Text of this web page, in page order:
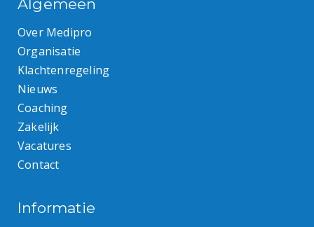
Algemeen
Over Medipro
Organisatie
Klachtenregeling
Nieuws
Coaching
Zakelijk
Vacatures
Contact
Informatie